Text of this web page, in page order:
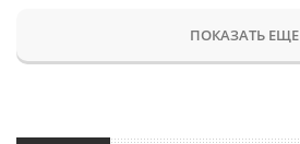
ПОКАЗАТЬ ЕЩЕ